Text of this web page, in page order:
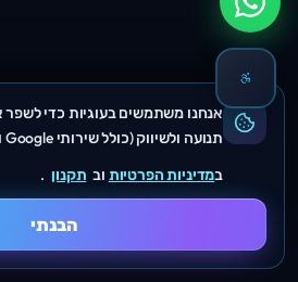
אנחנו משתמשים בעוגיות כדי לשפר
במדיניות הפרטיות וב תקנון .
הבנתי